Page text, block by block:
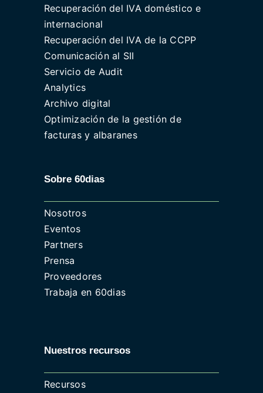
Recuperación del IVA doméstico e
internacional
Recuperación del IVA de la CCPP
Comunicación al SII
Servicio de Audit
Analytics
Archivo digital
Optimización de la gestión de
facturas y albaranes
Sobre 60dias
Nosotros
Eventos
Partners
Prensa
Proveedores
Trabaja en 60dias
Nuestros recursos
Recursos